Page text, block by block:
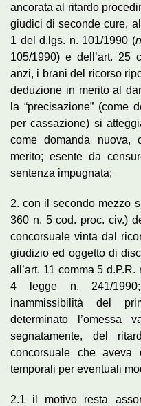
ancorata al ritardo
giudici di seconde cure,
1 del d.lgs. n. 101/1990 (
105/1990) e dell’art. 25
anzi, i brani del ricorso
deduzione in merito al
la “precisazione” (come
per cassazione) si
come domanda nuova,
merito; esente da
sentenza impugnata;
2. con il secondo mezzo
360 n. 5 cod. proc. civ.)
concorsuale vinta dal
giudizio ed oggetto di
all’art. 11 comma 5
4 legge n. 241/1990;
inammissibilità del
determinato l’omessa
segnatamente, del
concorsuale che
temporali per eventuali
2.1 il motivo resta